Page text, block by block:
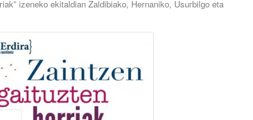
izeneko ekitaldian Zaldibiako, Hernaniko, Usurbilgo eta